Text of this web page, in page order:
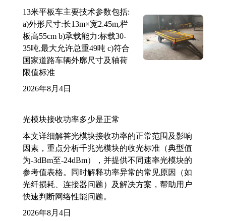
13米平板车主要技术参数包括:
a)外形尺寸:长13m×宽2.45m,栏
板高55cm b)承载能力:标载30-
35吨,最大允许总重49吨 c)符合
国家道路车辆外廓尺寸及轴荷
限值标准
2026年8月4日
光模块接收功率多少是正常
本文详细解答光模块接收功率的正常范围及影响
因素，重点分析千兆光模块的收光标准（典型值
为-3dBm至-24dBm），并提供不同速率光模块的
参考值表格。同时解释功率异常的常见原因（如
光纤损耗、连接器问题）及解决方案，帮助用户
快速判断网络性能问题。
2026年8月4日